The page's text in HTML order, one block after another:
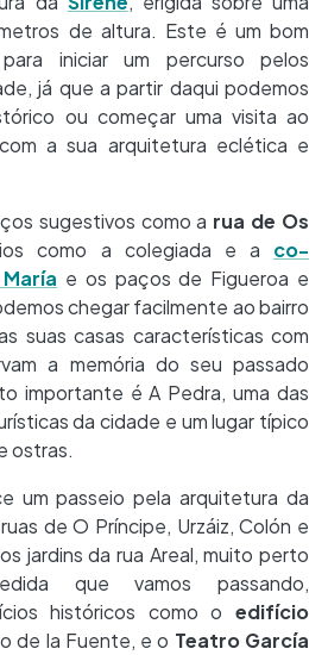
de altura. Este é um bom
iniciar um percurso pelos
já que a partir daqui podemos
ou começar uma visita ao
a sua arquitetura eclética e
sugestivos como a rua de Os
como a colegiada e a co-
e os paços de Figueroa e
chegar facilmente ao bairro
suas casas características com
a memória do seu passado
importante é A Pedra, uma das
da cidade e um lugar típico
ostras.
um passeio pela arquitetura da
de O Príncipe, Urzáiz, Colón e
jardins da rua Areal, muito perto
que vamos passando,
históricos como o edifício
de la Fuente, e o Teatro García